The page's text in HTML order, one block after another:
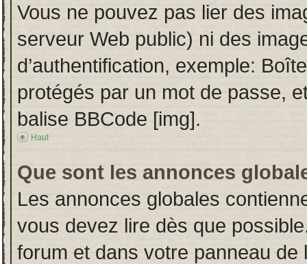
Vous ne pouvez pas lier des
serveur Web public) ni des
d’authentification, exemple:
protégés par un mot de passe,
balise BBCode [img].
Haut
Que sont les annonces
Les annonces globales
vous devez lire dès que
forum et dans votre panneau de